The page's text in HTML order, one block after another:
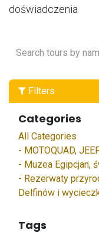
doświadczenia
Filters
Categories
All Categories
- MOTOQUAD,
- Muzea Egipcjan,
- Rezerwaty
Delfinów i
Tags